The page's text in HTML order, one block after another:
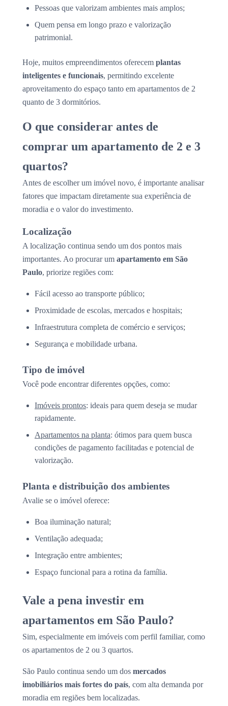
Pessoas que valorizam ambientes mais amplos;
Quem pensa em longo prazo e valorização
patrimonial.
Hoje, muitos empreendimentos oferecem plantas
inteligentes e funcionais, permitindo excelente
aproveitamento do espaço tanto em apartamentos de 2
quanto de 3 dormitórios.
O que considerar antes de
comprar um apartamento de 2 e 3
quartos?
Antes de escolher um imóvel novo, é importante analisar
fatores que impactam diretamente sua experiência de
moradia e o valor do investimento.
Localização
A localização continua sendo um dos pontos mais
importantes. Ao procurar um apartamento em São
Paulo, priorize regiões com:
Fácil acesso ao transporte público;
Proximidade de escolas, mercados e hospitais;
Infraestrutura completa de comércio e serviços;
Segurança e mobilidade urbana.
Tipo de imóvel
Você pode encontrar diferentes opções, como:
Imóveis prontos: ideais para quem deseja se mudar
rapidamente.
Apartamentos na planta: ótimos para quem busca
condições de pagamento facilitadas e potencial de
valorização.
Planta e distribuição dos ambientes
Avalie se o imóvel oferece:
Boa iluminação natural;
Ventilação adequada;
Integração entre ambientes;
Espaço funcional para a rotina da família.
Vale a pena investir em
apartamentos em São Paulo?
Sim, especialmente em imóveis com perfil familiar, como
os apartamentos de 2 ou 3 quartos.
São Paulo continua sendo um dos mercados
imobiliários mais fortes do país, com alta demanda por
moradia em regiões bem localizadas.